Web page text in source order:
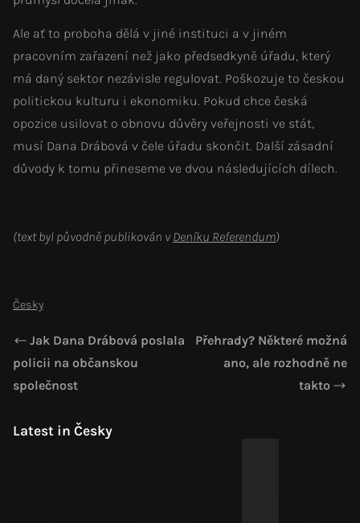
Ale ať to proboha dělá v jiné instituci a v jiném
pracovním zařazení než jako předsedkyně úřadu, který
má daný sektor nezávisle regulovat. Poškozuje to českou
politickou kulturu i ekonomiku. Pokud chce česká
opozice usilovat o obnovu důvěry veřejnosti ve stát,
musí Dana Drábová v čele úřadu skončit. Další zásadní
důvody k tomu přineseme ve dvou následujících dílech.
(text byl původně publikován vDeníku Referendum)
Česky
Jak Dana Drábová poslala
policii na občanskou
společnost
Přehrady? Některé možná
ano, ale rozhodně ne
takto
Latest in Česky